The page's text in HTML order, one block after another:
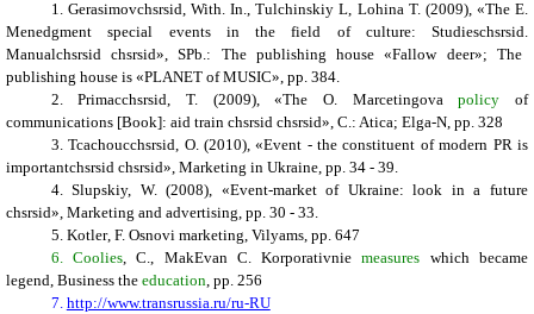
1. Gerasimovchsrsid,With. In., Tulchinskiy L, Lohina T. (2009), «The E.
Menedgment special events in the field of culture: Studieschsrsid.
Manualchsrsidchsrsid»,SPb.: The publishing house «Fallow deer»; The
publishing house is «PLANET of MUSIC», pp. 384.
2. Primacchsrsid,T. (2009),«The O. Marcetingovapolicy of
communications [Book]: aid train chsrsid chsrsid», C.: Atica; Elga-N, pp. 328
3. Tcachoucchsrsid, O. (2010),«Event - the constituent of modern PR is
importantchsrsid chsrsid», Marketing in Ukraine pp . 34 - 39.
4. Slupskiy, W. (2008), «Event-market of Ukraine: look in a future
chsrsid», Marketing and advertising pp . 30 - 33.
5. Kotler, F. Osnovi marketing, Vilyams, pp. 647
6. Coolies , C ., MakEvan C. Korporativniemeasures which became
legend Business the education , pp. 256
7. http://www.transrussia.ru/ru-RU